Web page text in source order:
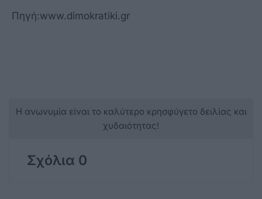
Πηγή:www.dimokratiki.gr
Η ανωνυμία είναι το καλύτερο κρησφύγετο δειλίας και
χυδαιότητας!
Σχόλια 0